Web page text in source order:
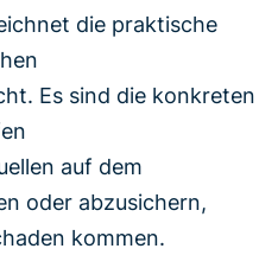
die praktische
Es sind die konkreten
auf dem
oder abzusichern,
kommen.